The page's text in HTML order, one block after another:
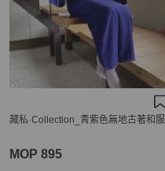
藏私·Collection_青紫色無地古著和服
MOP 895